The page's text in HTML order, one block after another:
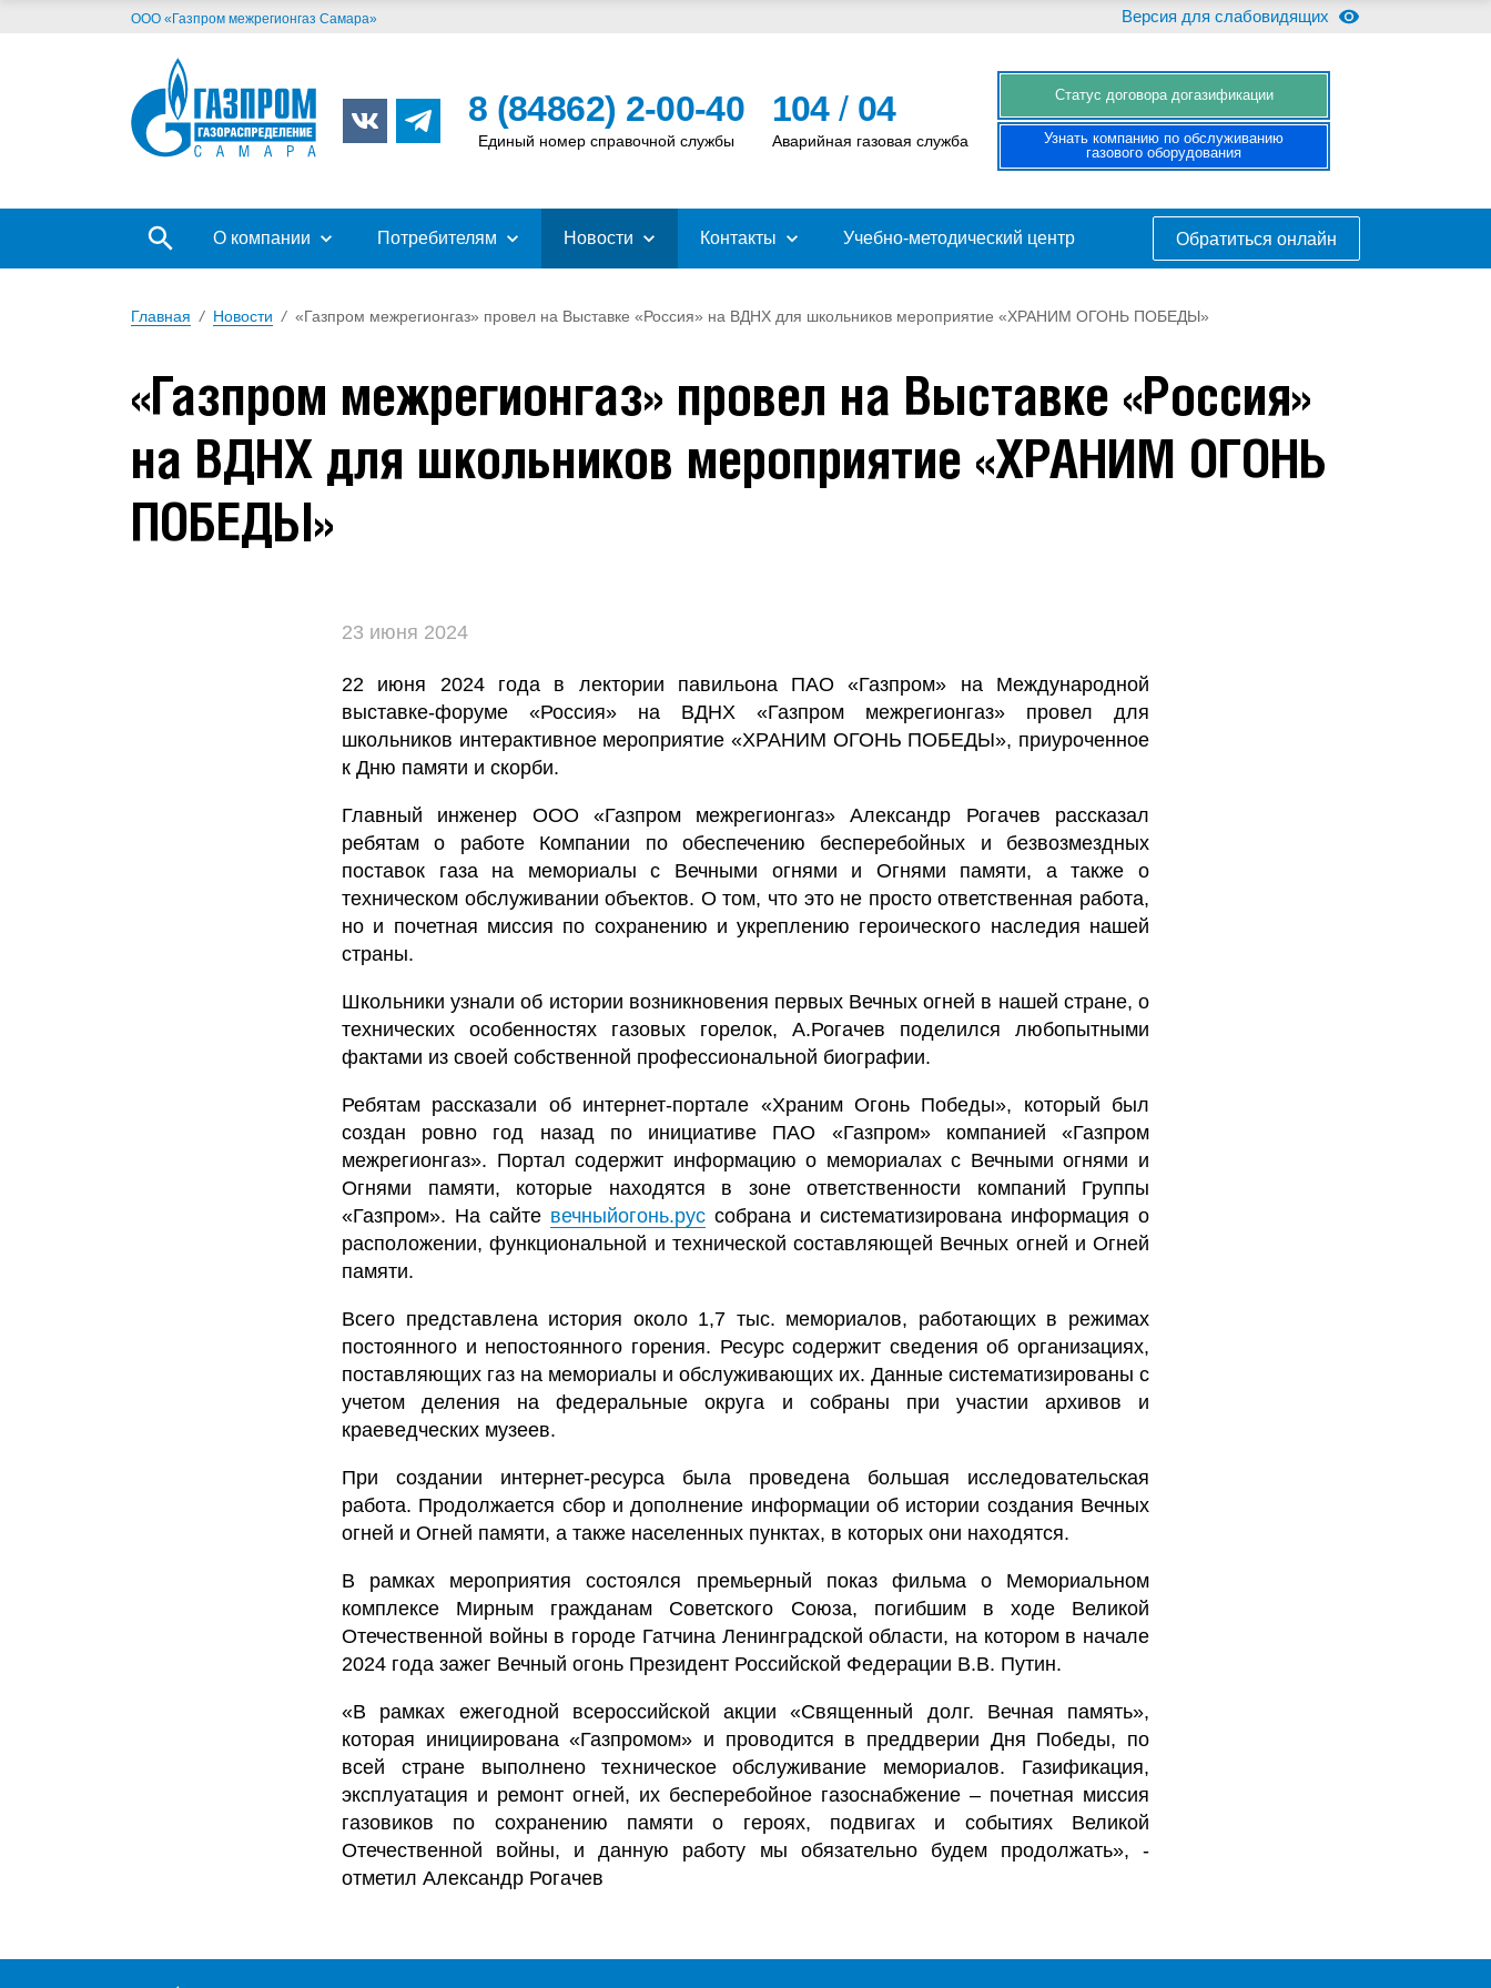
ООО «Газпром межрегионгаз Самара» Версия для слабовидящих
8 (84862) 2-00-40
Единый номер справочной службы
104/ 04
Аварийная газовая служба
Cтатус договора догазификации
Узнать компанию по обслуживанию
газового оборудования
О компании Потребителям Новости Контакты Учебно-методический центр Обратиться онлайн
Главная / Новости / «Газпром межрегионгаз» провел на Выставке «Россия» на ВДНХ для школьников мероприятие «ХРАНИМ ОГОНЬ ПОБЕДЫ»
«Газпром межрегионгаз» провел на Выставке «Россия»
на ВДНХ для школьников мероприятие «ХРАНИМ ОГОНЬ
ПОБЕДЫ»
23 июня 2024
22 июня 2024 года в лектории павильона ПАО «Газпром» на Международной
выставке-форуме «Россия» на ВДНХ «Газпром межрегионгаз» провел для
школьников интерактивное мероприятие «ХРАНИМ ОГОНЬ ПОБЕДЫ», приуроченное
к Дню памяти и скорби.
Главный инженер ООО «Газпром межрегионгаз» Александр Рогачев рассказал
ребятам о работе Компании по обеспечению бесперебойных и безвозмездных
поставок газа на мемориалы с Вечными огнями и Огнями памяти, а также о
техническом обслуживании объектов. О том, что это не просто ответственная работа,
но и почетная миссия по сохранению и укреплению героического наследия нашей
страны.
Школьники узнали об истории возникновения первых Вечных огней в нашей стране, о
технических особенностях газовых горелок, А.Рогачев поделился любопытными
фактами из своей собственной профессиональной биографии.
Ребятам рассказали об интернет-портале «Храним Огонь Победы», который был
создан ровно год назад по инициативе ПАО «Газпром» компанией «Газпром
межрегионгаз». Портал содержит информацию о мемориалах с Вечными огнями и
Огнями памяти, которые находятся в зоне ответственности компаний Группы
«Газпром». На сайте вечныйогонь.рус собрана и систематизирована информация о
расположении, функциональной и технической составляющей Вечных огней и Огней
памяти.
Всего представлена история около 1,7 тыс. мемориалов, работающих в режимах
постоянного и непостоянного горения. Ресурс содержит сведения об организациях,
поставляющих газ на мемориалы и обслуживающих их. Данные систематизированы с
учетом деления на федеральные округа и собраны при участии архивов и
краеведческих музеев.
При создании интернет-ресурса была проведена большая исследовательская
работа. Продолжается сбор и дополнение информации об истории создания Вечных
огней и Огней памяти, а также населенных пунктах, в которых они находятся.
В рамках мероприятия состоялся премьерный показ фильма о Мемориальном
комплексе Мирным гражданам Советского Союза, погибшим в ходе Великой
Отечественной войны в городе Гатчина Ленинградской области, на котором в начале
2024 года зажег Вечный огонь Президент Российской Федерации В.В. Путин.
«В рамках ежегодной всероссийской акции «Священный долг. Вечная память»,
которая инициирована «Газпромом» и проводится в преддверии Дня Победы, по
всей стране выполнено техническое обслуживание мемориалов. Газификация,
эксплуатация и ремонт огней, их бесперебойное газоснабжение – почетная миссия
газовиков по сохранению памяти о героях, подвигах и событиях Великой
Отечественной войны, и данную работу мы обязательно будем продолжать», -
отметил Александр Рогачев